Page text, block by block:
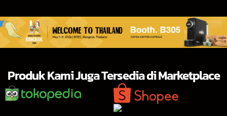
Produk Kami Juga Tersedia di Marketplace